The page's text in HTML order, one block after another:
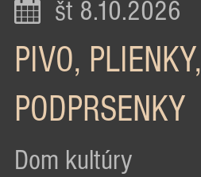
št 8.10.2026
PIVO, PLIENKY,
PODPRSENKY
Dom kultúry